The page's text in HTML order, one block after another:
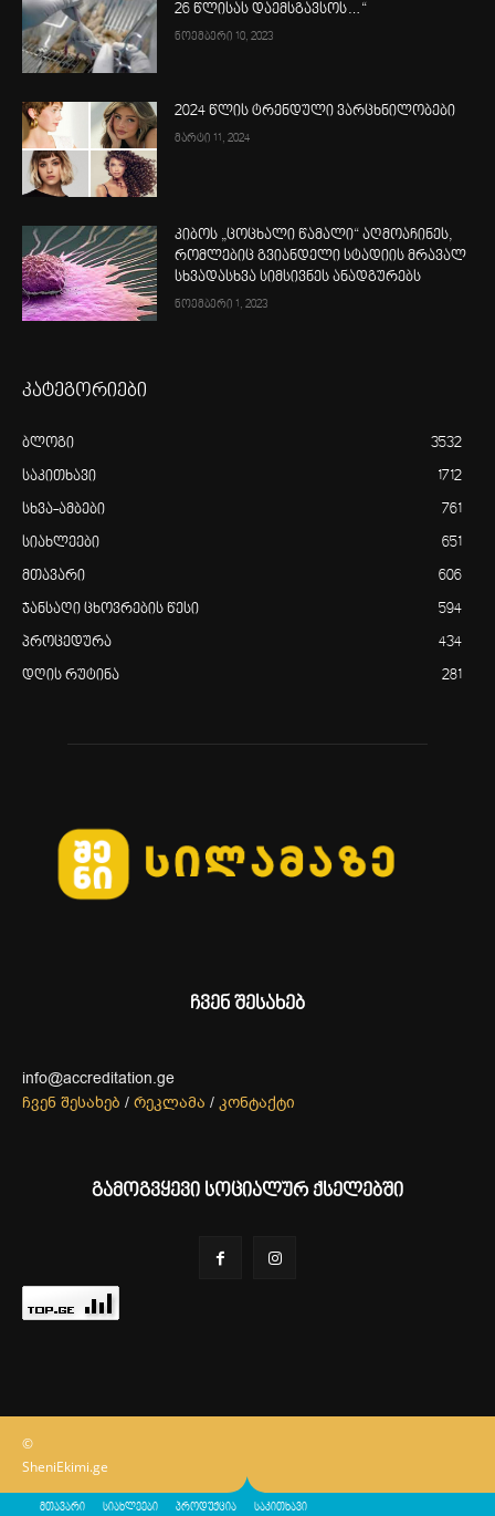
26 წლისას დაემსგავსოს…“
ნოემბერი 10, 2023
2024 წლის ტრენდული ვარცხნილობები
მარტი 11, 2024
კიბოს „ცოცხალი წამალი“ აღმოაჩინეს,
რომლებიც გვიანდელი სტადიის მრავალ
სხვადასხვა სიმსივნეს ანადგურებს
ნოემბერი 1, 2023
კატეგორიები
ბლოგი 3532
საკითხავი 1712
სხვა-ამბები 761
სიახლეები 651
მთავარი 606
ჯანსაღი ცხოვრების წესი 594
პროცედურა 434
დღის რუტინა 281
ჩვენ შესახებ
info@accreditation.ge
ჩვენ შესახებ / რეკლამა / კონტაქტი
გამოგვყევი სოციალურ ქსელებში
©
SheniEkimi.ge
მთავარი სიახლეები პროდუქცია საკითხავი